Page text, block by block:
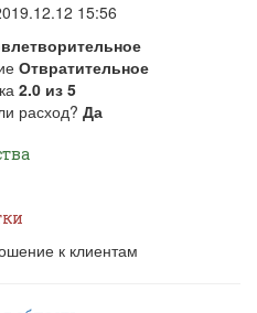
15:56
Отвратительное
2.0 из 5
расход? Да
к клиентам